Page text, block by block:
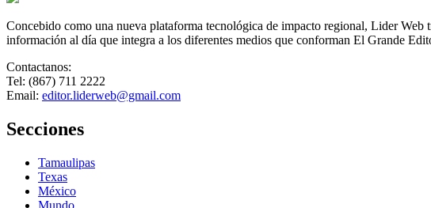
Concebido como una nueva plataforma tecnológica de impacto regional, Lider
información al día que integra a los diferentes medios que conforman El Grande
Contactanos:
Tel: (867) 711 2222
Email: editor.liderweb@gmail.com
Secciones
Tamaulipas
Texas
México
Mundo